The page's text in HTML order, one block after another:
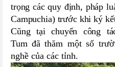
trọng các quy định, pháp
Campuchia) trước khi ký
Cũng tại chuyến công
Tum đãthăm một số
nghề của các tỉnh.